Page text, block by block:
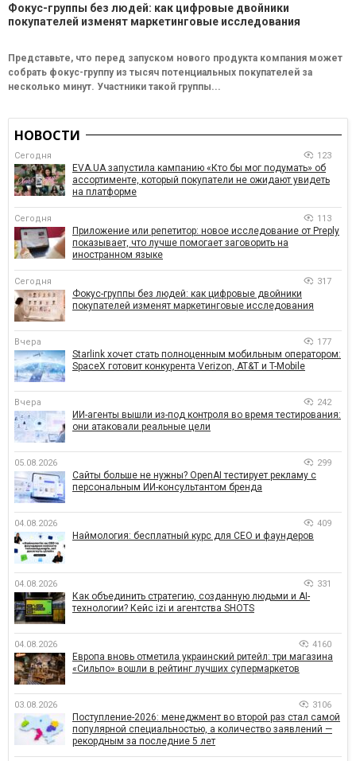
Фокус-группы без людей: как цифровые двойники
покупателей изменят маркетинговые исследования
Представьте, что перед запуском нового продукта компания может
собрать фокус-группу из тысяч потенциальных покупателей за
несколько минут. Участники такой группы...
НОВОСТИ
Сегодня 123
EVA.UA запустила кампанию «Кто бы мог подумать» об
ассортименте, который покупатели не ожидают увидеть
на платформе
Сегодня 113
Приложение или репетитор: новое исследование от Preply
показывает, что лучше помогает заговорить на
иностранном языке
Сегодня 317
Фокус-группы без людей: как цифровые двойники
покупателей изменят маркетинговые исследования
Вчера 177
Starlink хочет стать полноценным мобильным оператором:
SpaceX готовит конкурента Verizon, AT&T и T-Mobile
Вчера 242
ИИ-агенты вышли из-под контроля во время тестирования:
они атаковали реальные цели
05.08.2026 299
Сайты больше не нужны? OpenAI тестирует рекламу с
персональным ИИ-консультантом бренда
04.08.2026 409
Наймология: бесплатный курс для CEO и фаундеров
04.08.2026 331
Как объединить стратегию, созданную людьми и AI-
технологии? Кейс izi и агентства SHOTS
04.08.2026 4160
Европа вновь отметила украинский ритейл: три магазина
«Сильпо» вошли в рейтинг лучших супермаркетов
03.08.2026 3106
Поступление-2026: менеджмент во второй раз стал самой
популярной специальностью, а количество заявлений —
рекордным за последние 5 лет